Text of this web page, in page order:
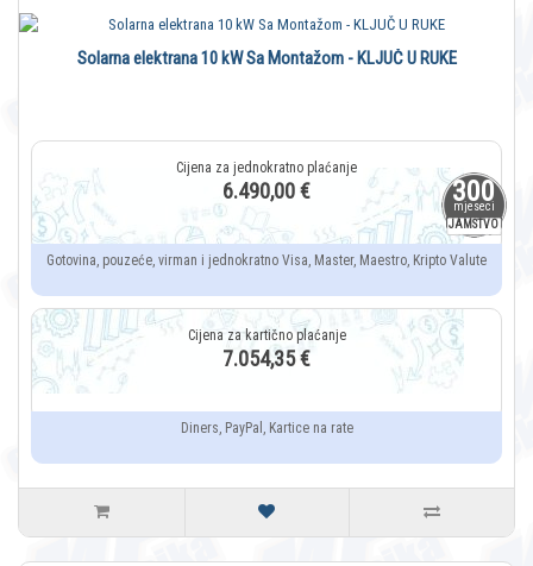
300
mjeseci
JAMSTVO
Solarna elektrana 10 kW Sa Montažom - KLJUČ U RUKE
6.490,00 €
Gotovina, pouzeće, virman i jednokratno Visa, Master, Maestro, Kripto Valute
7.054,35 €
Diners, PayPal, Kartice na rate